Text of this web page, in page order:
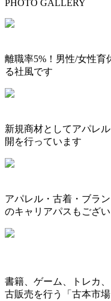
PHOTO GALLERY
離職率5%！男性/女性育
る社風です
新規商材としてアパレ
開を行っています
アパレル・古着・ブラ
のキャリアパスもござい
書籍、ゲーム、トレカ
古販売を行う「古本市